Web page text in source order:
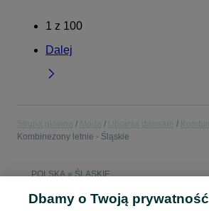
1 z 100
Dalej
Kombinezony letnie - Śląskie
POLSKA » ŚLĄSKIE
Dbamy o Twoją prywatność